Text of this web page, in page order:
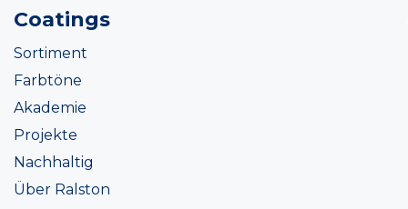
Coatings
Sortiment
Farbtöne
Akademie
Projekte
Nachhaltig
Über Ralston